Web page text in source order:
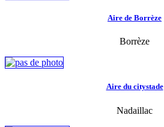
Aire de Borrèze
Borrèze
Aire du citystade
Nadaillac